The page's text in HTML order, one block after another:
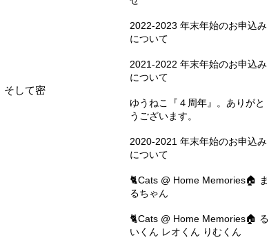
そして密
2022-2023 年末年始のお申込み
について
2021-2022 年末年始のお申込み
について
ゆうねこ『４周年』。ありがと
うございます。
2020-2021 年末年始のお申込み
について
🐈Cats @ Home Memories🏠 ま
るちゃん
🐈Cats @ Home Memories🏠 る
いくん レオくん りむくん